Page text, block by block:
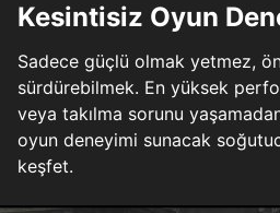
Kesintisiz Oyun
Sadece güçlü olmak yetmez,
sürdürebilmek. En yüksek
veya takılma sorunu
oyun deneyimi sunacak
keşfet.